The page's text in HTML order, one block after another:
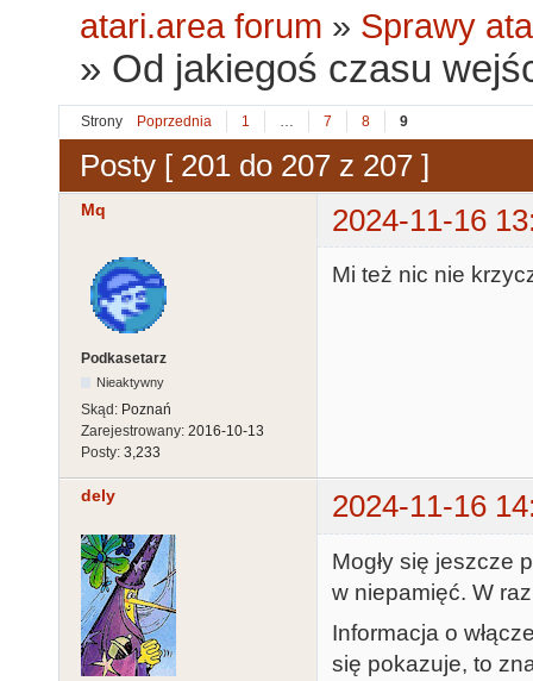
atari.area forum » Sprawy
» Od jakiegoś czasu
Strony Poprzednia 1 … 7 8 9
Posty [ 201 do 207 z 207 ]
Mq 2024-11-16
Podkasetarz
Nieaktywny
Skąd: Poznań
Zarejestrowany: 2016-10-13
Posty: 3,233
Mi też nic nie
dely 2024-11-16
Mogły się jeszcze
w niepamięć. W
Informacja o
się pokazuje, to